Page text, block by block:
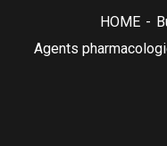
HOME
Agents